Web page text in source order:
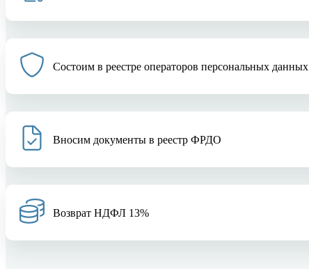
Состоим в реестре операторов персональных данных
Вносим документы в реестр ФРДО
Возврат НДФЛ 13%